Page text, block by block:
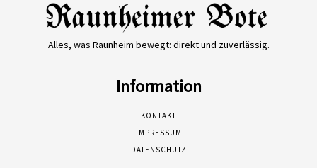
Alles, was Raunheim bewegt: direkt und zuverlässig.
Information
KONTAKT
IMPRESSUM
DATENSCHUTZ